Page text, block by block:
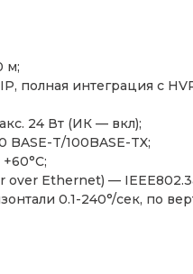
м;
полная интеграция с
24 Вт (ИК — вкл);
BASE-T/100BASE-TX;
over Ethernet) —
0.1-240°/сек, по